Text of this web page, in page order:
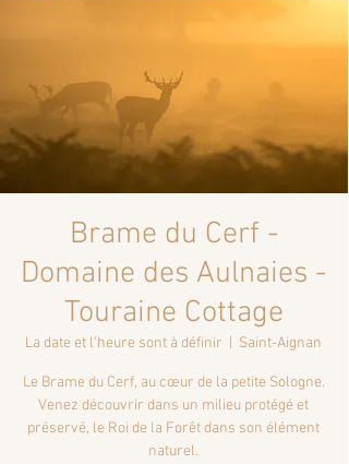
Brame du Cerf -
Domaine des Aulnaies -
Touraine Cottage
La date et l'heure sont à définir Saint-Aignan
Le Brame du Cerf, au cœur de la petite Sologne.
Venez découvrir dans un milieu protégé et
préservé, le Roi de la Forêt dans son élément
naturel.